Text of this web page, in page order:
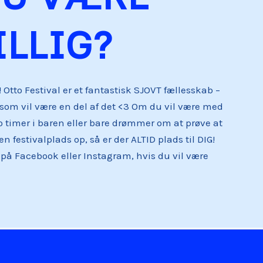
Festival er et fantastisk SJOVT fællesskab –
vil være en del af det <3 Om du vil være med
i baren eller bare drømmer om at prøve at
festivalplads op, så er der ALTID plads til DIG!
Facebook eller Instagram, hvis du vil være